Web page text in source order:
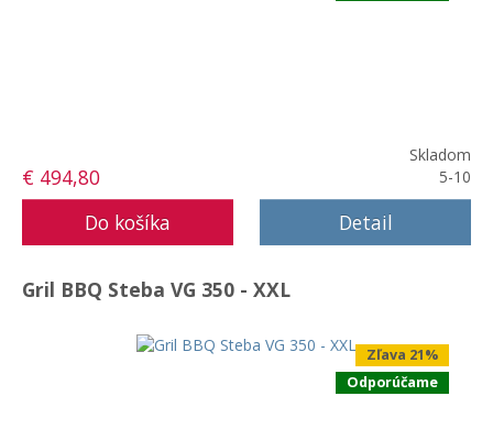
€ 494,80
Skladom
5-10
Detail
Gril BBQ Steba VG 350 - XXL
Zľava 21%
Odporúčame